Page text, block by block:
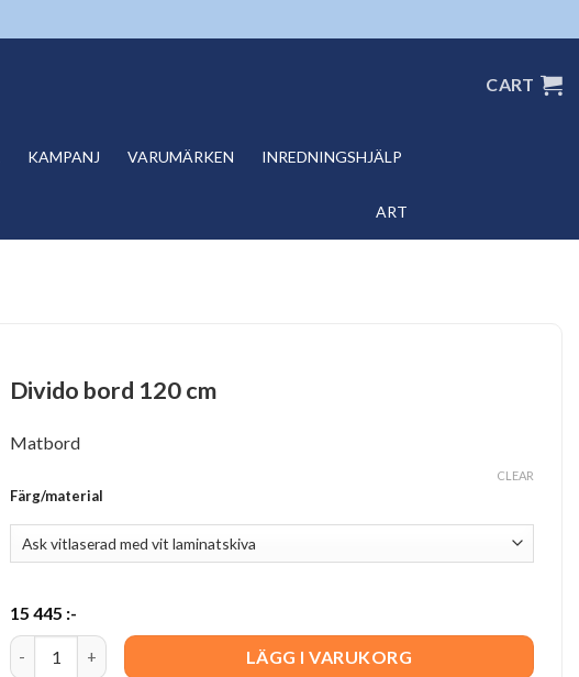
CART
KAMPANJ VARUMÄRKEN INREDNINGSHJÄLP
ART
Divido bord 120 cm
Matbord
Färg/material
CLEAR
15 445 :-
Divido bord 120 cm quantity LÄGG I VARUKORG